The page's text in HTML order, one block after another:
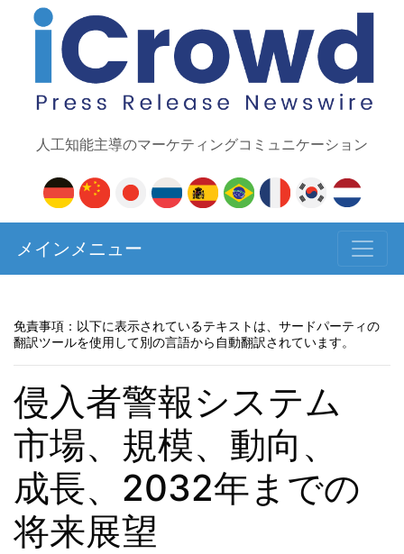
人工知能主導のマーケティングコミュニケーション
メインメニュー
免責事項：以下に表示されているテキストは、サードパーティの
翻訳ツールを使用して別の言語から自動翻訳されています。
侵入者警報システム
市場、規模、動向、
成長、2032年までの
将来展望